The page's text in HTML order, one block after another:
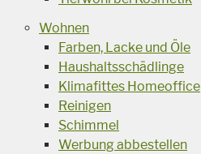
Wohnen
Farben, Lacke und Öle
Haushaltsschädlinge
Klimafittes Homeoffice
Reinigen
Schimmel
Werbung abbestellen